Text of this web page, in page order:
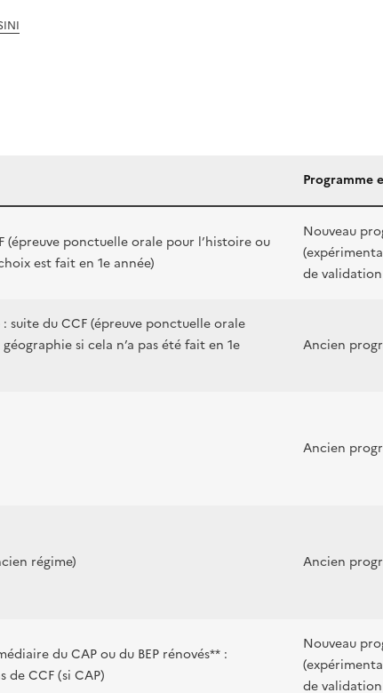
Programme
(épreuve ponctuelle orale pour l’histoire ou
est fait en 1e année)
Nouveau
de validation
suite du CCF (épreuve ponctuelle orale
si cela n’a pas été fait en 1e
Ancien
Ancien
régime) Ancien
du CAP ou du BEP rénovés** :
de CCF (si CAP)
Nouveau
de validation